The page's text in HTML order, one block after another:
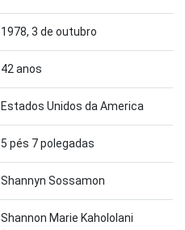
1978, 3 de outubro
42 anos
Estados Unidos da America
5 pés 7 polegadas
Shannyn Sossamon
Shannon Marie Kahololani